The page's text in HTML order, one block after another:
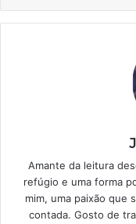
Amante da leitura
refúgio e uma forma
mim, uma paixão que
contada. Gosto de